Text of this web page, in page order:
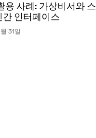
사례: 가상비서와 스
인터페이스
31일